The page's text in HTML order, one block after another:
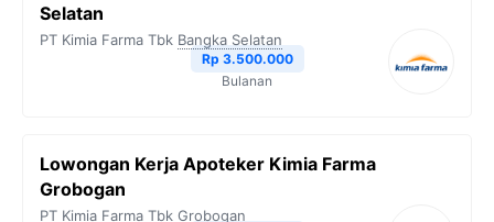
Selatan
PT Kimia Farma Tbk Bangka Selatan
Rp 3.500.000
Bulanan
Lowongan Kerja Apoteker Kimia Farma
Grobogan
PT Kimia Farma Tbk Grobogan